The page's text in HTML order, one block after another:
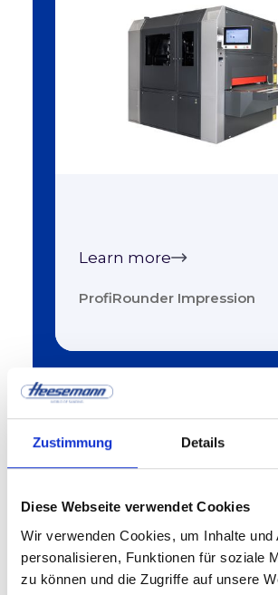
Zustimmung Details
Diese Webseite verwendet Cookies
Wir verwenden Cookies, um Inhalte und
personalisieren, Funktionen für soziale
zu können und die Zugriffe auf unsere
Learn more
ProfiRounder Impression